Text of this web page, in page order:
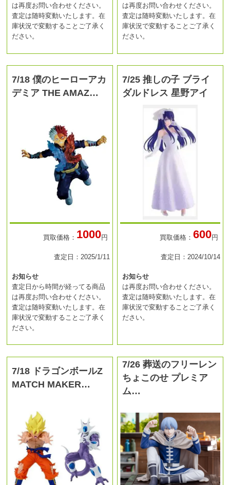
は再度お問い合わせください。
査定は随時変動いたします。在
庫状況で変動することご了承く
ださい。
は再度お問い合わせください。
査定は随時変動いたします。在
庫状況で変動することご了承く
ださい。
7/18 僕のヒーローアカ
デミア THE AMAZ…
買取価格： 1000円
査定日：2025/1/11
お知らせ
査定日から時間が経ってる商品
は再度お問い合わせください。
査定は随時変動いたします。在
庫状況で変動することご了承く
ださい。
7/25 推しの子 ブライ
ダルドレス 星野アイ
買取価格： 600円
査定日：2024/10/14
お知らせ
は再度お問い合わせください。
査定は随時変動いたします。在
庫状況で変動することご了承く
ださい。
7/18 ドラゴンボールZ
MATCH MAKER…
7/26 葬送のフリーレン
ちょこのせ プレミア
ム…